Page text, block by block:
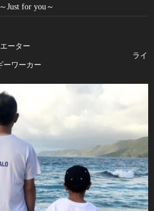
Just for you～
エーター
イ
ーワーカー